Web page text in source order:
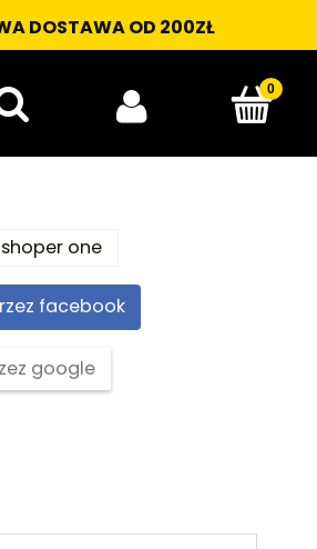
DOSTAWA OD 200ZŁ
one
facebook
google